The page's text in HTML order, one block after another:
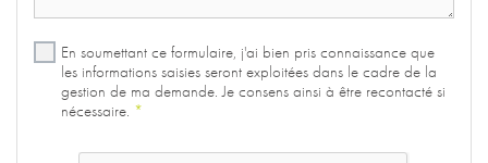
En soumettant ce formulaire, j'ai bien pris connaissance que
les informations saisies seront exploitées dans le cadre de la
gestion de ma demande. Je consens ainsi à être recontacté si
nécessaire. *